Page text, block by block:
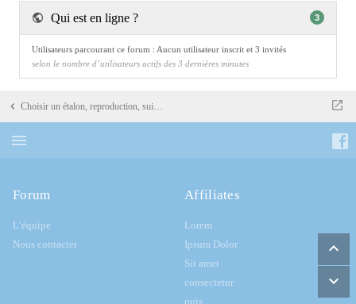
Qui est en ligne ? 3
Utilisateurs parcourant ce forum : Aucun utilisateur inscrit et 3 invités
selon le nombre d’utilisateurs actifs des 3 dernières minutes
Choisir un étalon, reproduction, suivre les lignées, discussions élevage
Forum
L’équipe
Nous contacter
Affiliates
Lorem
Ipsum Dolor
Sit amet
consectetur
quis